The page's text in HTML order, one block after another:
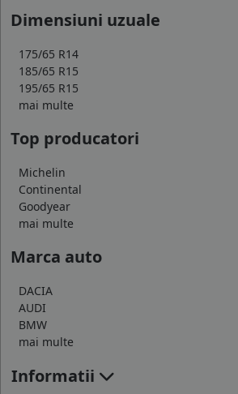
Dimensiuni uzuale
175/65 R14
185/65 R15
195/65 R15
mai multe
Top producatori
Michelin
Continental
Goodyear
mai multe
Marca auto
DACIA
AUDI
BMW
mai multe
Informatii